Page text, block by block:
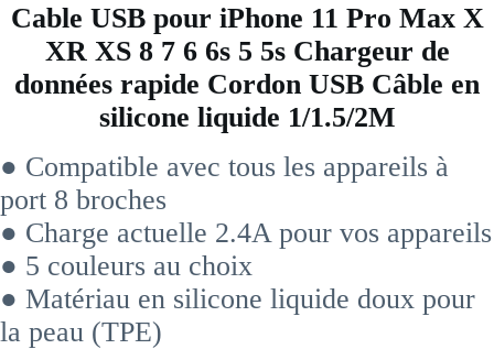
Cable USB pour iPhone 11 Pro Max X
XR XS 8 7 6 6s 5 5s Chargeur de
données rapide Cordon USB Câble en
silicone liquide 1/1.5/2M
● Compatible avec tous les appareils à
port 8 broches
● Charge actuelle 2.4A pour vos appareils
● 5 couleurs au choix
● Matériau en silicone liquide doux pour
la peau (TPE)